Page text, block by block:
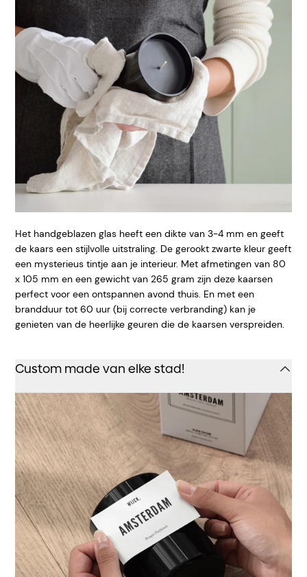
Het handgeblazen glas heeft een dikte van 3-4 mm en geeft
de kaars een stijlvolle uitstraling. De gerookt zwarte kleur geeft
een mysterieus tintje aan je interieur. Met afmetingen van 80
x 105 mm en een gewicht van 265 gram zijn deze kaarsen
perfect voor een ontspannen avond thuis. En met een
brandduur tot 60 uur (bij correcte verbranding) kan je
genieten van de heerlijke geuren die de kaarsen verspreiden.
Custom made van elke stad!